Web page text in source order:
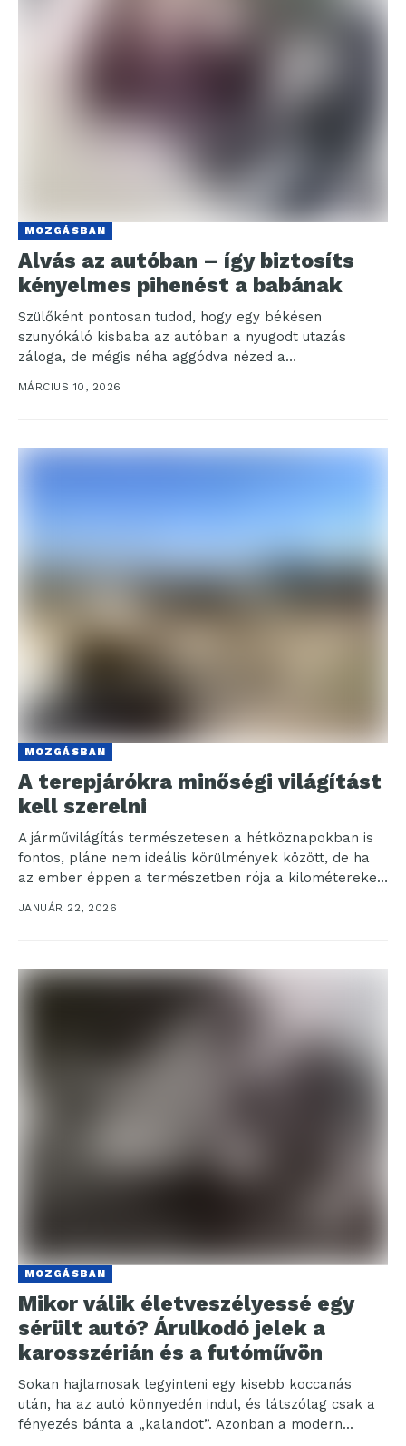
MOZGÁSBAN
Alvás az autóban – így biztosíts
kényelmes pihenést a babának
Szülőként pontosan tudod, hogy egy békésen
szunyókáló kisbaba az autóban a nyugodt utazás
záloga, de mégis néha aggódva nézed a
visszapillantóból csemetéd testhelyzetét....
MÁRCIUS 10, 2026
MOZGÁSBAN
A terepjárókra minőségi világítást
kell szerelni
A járművilágítás természetesen a hétköznapokban is
fontos, pláne nem ideális körülmények között, de ha
az ember éppen a természetben rója a kilométereket,
amikor...
JANUÁR 22, 2026
MOZGÁSBAN
Mikor válik életveszélyessé egy
sérült autó? Árulkodó jelek a
karosszérián és a futóművön
Sokan hajlamosak legyinteni egy kisebb koccanás
után, ha az autó könnyedén indul, és látszólag csak a
fényezés bánta a „kalandot”. Azonban a modern...